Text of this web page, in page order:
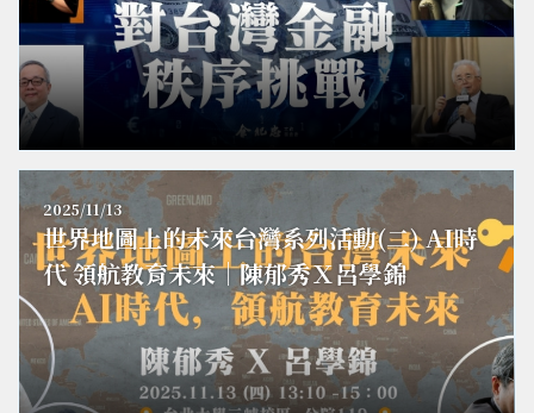
2025/11/13
世界地圖上的未來台灣系列活動(二) AI時
代 領航教育未來｜陳郁秀Ｘ呂學錦